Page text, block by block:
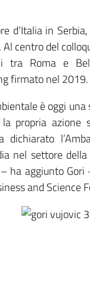
d’Italia in
Al centro del
tra Roma e
firmato nel 2019.
è oggi
propria azione
dichiarato
nel settore
ha aggiunto
and Science